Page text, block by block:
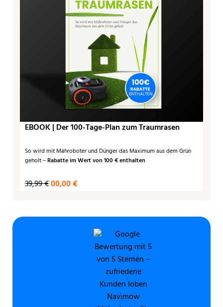
EBOOK | Der 100-Tage-Plan zum Traumrasen
So wird mit Mähroboter und Dünger das Maximum aus dem Grün
geholt –Rabatte im Wert von 100 € enthalten
39,99 €00,00 €